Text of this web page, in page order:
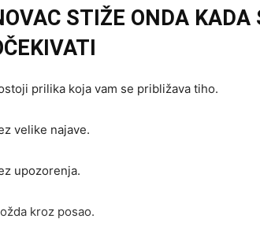
STIŽE ONDA KADA
prilika koja vam se približava tiho.
velike najave.
upozorenja.
kroz posao.